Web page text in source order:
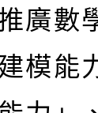
廣數
模能